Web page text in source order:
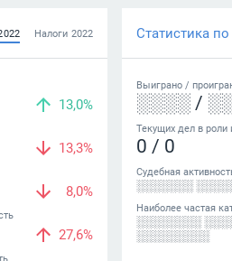
Налоги 2022
13,0%
13,3%
8,0%
27,6%
Статистика
Выиграно /
░░░░ /
Текущих дел в роли
0 / 0
Судебная
░░░░░░░
Наиболее частая
░░░░░░░░
░░░░░░░░░